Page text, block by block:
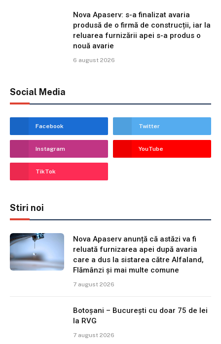
Nova Apaserv: s-a finalizat avaria
produsă de o firmă de construcții, iar la
reluarea furnizării apei s-a produs o
nouă avarie
6 august 2026
Social Media
Facebook Twitter
Instagram YouTube
TikTok
Stiri noi
Nova Apaserv anunță că astăzi va fi
reluată furnizarea apei după avaria
care a dus la sistarea către Alfaland,
Flămânzi și mai multe comune
7 august 2026
Botoșani – București cu doar 75 de lei
la RVG
7 august 2026